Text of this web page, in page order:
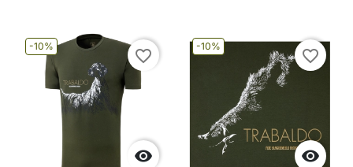
-10%

favorite_border
-10%

favorite_border